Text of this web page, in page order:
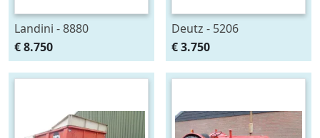
Landini - 8880
€ 8.750
Deutz - 5206
€ 3.750